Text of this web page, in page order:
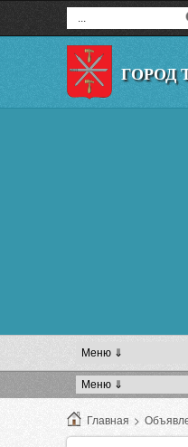
ГОРОД
Главная >